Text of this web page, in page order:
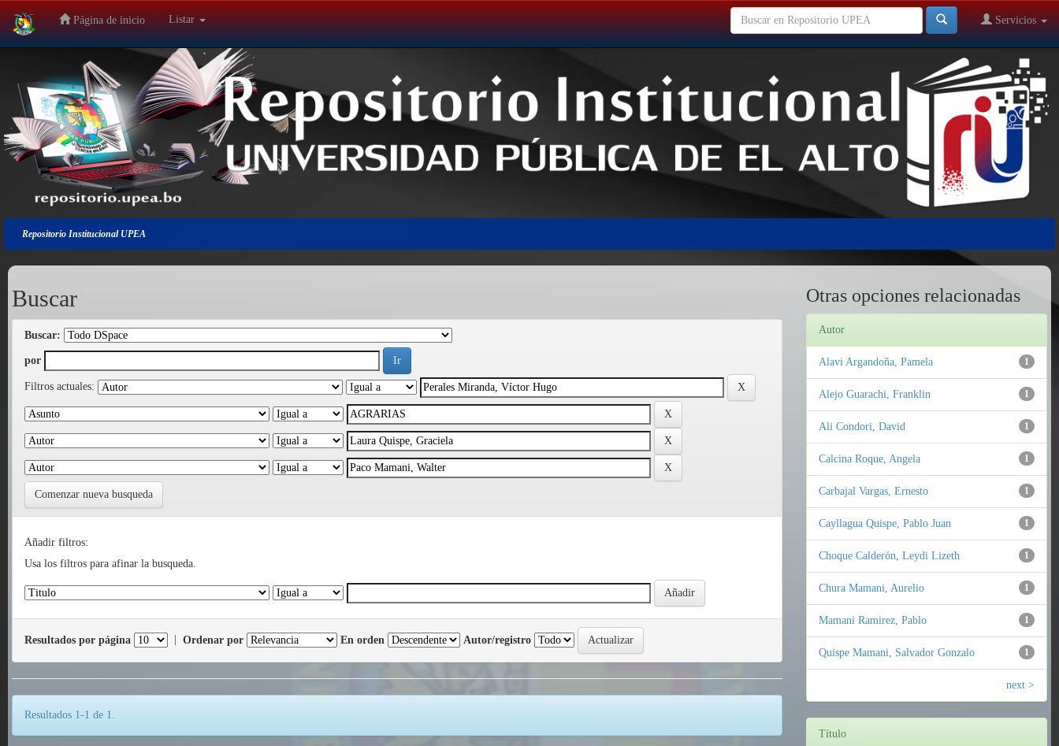
Salir
navegación
Página de inicio Listar Servicios
Repositorio Institucional UPEA
Buscar
Buscar:
por
Filtros actuales:
Comenzar nueva busqueda
Añadir filtros:
Usa los filtros para afinar la busqueda.
Resultados por página Ordenar por En orden Autor/registro
Resultados 1-1 de 1.
Otras opciones relacionadas
Autor
1
Alavi Argandoña, Pamela
1
Alejo Guarachi, Franklin
1
Ali Condori, David
1
Calcina Roque, Angela
1
Carbajal Vargas, Ernesto
1
Cayllagua Quispe, Pablo Juan
1
Choque Calderón, Leydi Lizeth
1
Chura Mamani, Aurelio
1
Mamani Ramirez, Pablo
1
Quispe Mamani, Salvador Gonzalo
next >
Título